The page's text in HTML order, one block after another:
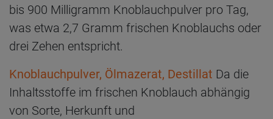
bis 900 Milligramm Knoblauchpulver pro Tag,
was etwa 2,7 Gramm frischen Knoblauchs oder
drei Zehen entspricht.
Knoblauchpulver, Ölmazerat, Destillat Da die
Inhaltsstoffe im frischen Knoblauch abhängig
von Sorte, Herkunft und